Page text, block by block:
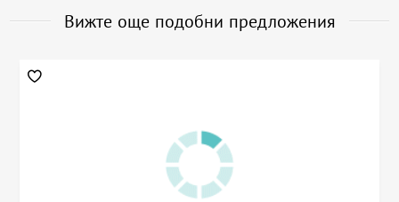
Вижте още подобни предложения